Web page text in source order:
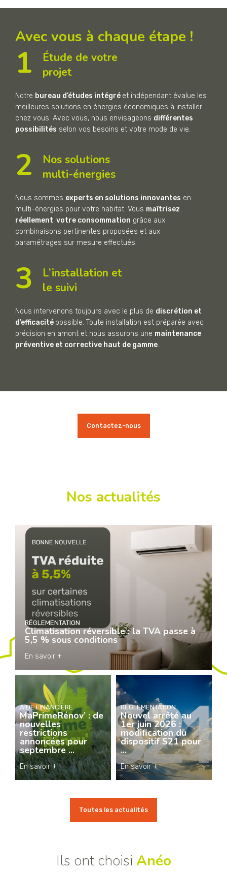
Avec vous à chaque étape !
1
Étude de votre
projet
Notre bureau d’études intégré et indépendant évalue les
meilleures solutions en énergies économiques à installer
chez vous. Avec vous, nous envisageons différentes
possibilités selon vos besoins et votre mode de vie.
2
Nos solutions
multi-énergies
Nous sommes experts en solutions innovantes en
multi-énergies pour votre habitat. Vous maîtrisez
réellement votre consommation grâce aux
combinaisons pertinentes proposées et aux
paramétrages sur mesure effectués.
3
L’installation et
le suivi
Nous intervenons toujours avec le plus de discrétion et
d’efficacité possible. Toute installation est préparée avec
précision en amont et nous assurons une maintenance
préventive et corrective haut de gamme.
Contactez-nous
Nos actualités
RÉGLEMENTATION
Climatisation réversible : la TVA passe à
5,5 % sous conditions
En savoir +
AIDE FINANCIÈRE
MaPrimeRénov’ : de
nouvelles
restrictions
annoncées pour
septembre ...
En savoir +
RÉGLEMENTATION
Nouvel arrêté au
1er juin 2026 :
modification du
dispositif S21 pour
...
En savoir +
Toutes les actualités
Ils ont choisi Anéo